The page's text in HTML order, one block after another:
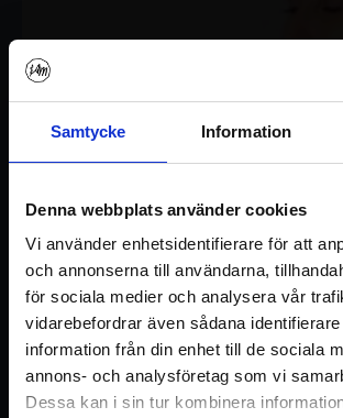
Samtycke Information
Denna webbplats använder cookies
Vi använder enhetsidentifierare för att
och annonserna till användarna,
för sociala medier och analysera vår
vidarebefordrar även sådana
information från din enhet till de sociala
annons- och analysföretag som vi
Dessa kan i sin tur kombinera
Logga in / Registrera